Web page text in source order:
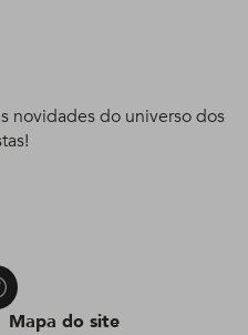
Mapa do site
novidades do universo dos